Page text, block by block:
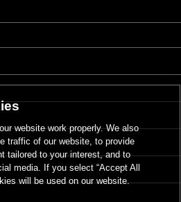
website work properly. We also
traffic of our website, to provide
tailored to your interest, and to
media. If you select “Accept All
will be used on our website.